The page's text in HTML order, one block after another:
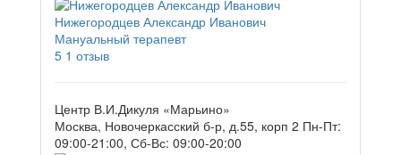
Нижегородцев Александр Иванович
Мануальный терапевт
5 1 отзыв
Центр В.И.Дикуля «Марьино»
Москва, Новочеркасский б-р, д.55, корп 2 Пн-Пт:
09:00-21:00, Сб-Вс: 09:00-20:00